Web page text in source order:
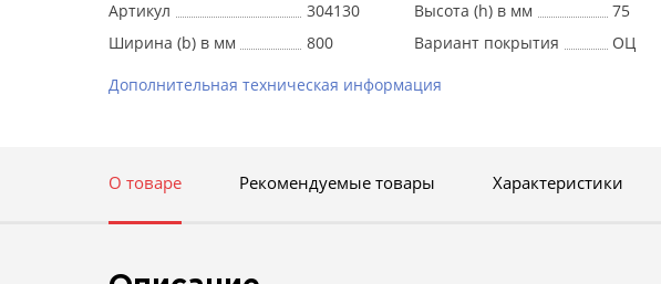
Артикул 304130 Высота (h) в мм
75
Ширина (b) в мм
800 Вариант покрытия ОЦ
Дополнительная техническая информация
О товаре Рекомендуемые товары Характеристики